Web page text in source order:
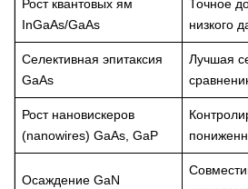
Рост квантовых ям
InGaAs/GaAs
Точное
низкого
Селективная эпитаксия
GaAs
Лучшая
Рост нановискеров
(nanowires) GaAs, GaP
Осаждение GaN